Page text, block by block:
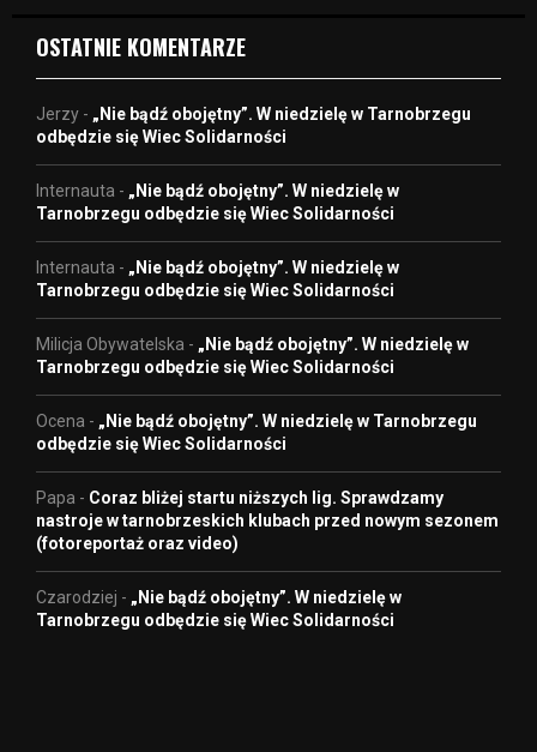
OSTATNIE KOMENTARZE
Jerzy - „Nie bądź obojętny”. W niedzielę w Tarnobrzegu
odbędzie się Wiec Solidarności
Internauta - „Nie bądź obojętny”. W niedzielę w
Tarnobrzegu odbędzie się Wiec Solidarności
Internauta - „Nie bądź obojętny”. W niedzielę w
Tarnobrzegu odbędzie się Wiec Solidarności
Milicja Obywatelska - „Nie bądź obojętny”. W niedzielę w
Tarnobrzegu odbędzie się Wiec Solidarności
Ocena - „Nie bądź obojętny”. W niedzielę w Tarnobrzegu
odbędzie się Wiec Solidarności
Papa - Coraz bliżej startu niższych lig. Sprawdzamy
nastroje w tarnobrzeskich klubach przed nowym sezonem
(fotoreportaż oraz video)
Czarodziej - „Nie bądź obojętny”. W niedzielę w
Tarnobrzegu odbędzie się Wiec Solidarności